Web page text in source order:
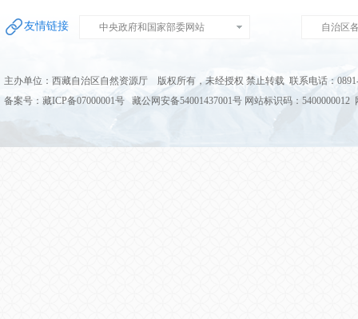
友情链接 中央政府和国家部委网站 自治区
主办单位：西藏自治区自然资源厅 版权所有，未经授权 禁止转载 联系电话：
备案号：藏ICP备07000001号 藏公网安备54001437001号 网站标识码：5400000012